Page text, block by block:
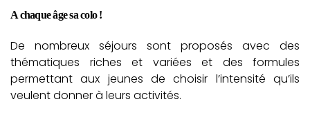
A chaque âge sa colo !
De nombreux séjours sont proposés avec des
thématiques riches et variées et des formules
permettant aux jeunes de choisir l’intensité qu’ils
veulent donner à leurs activités.